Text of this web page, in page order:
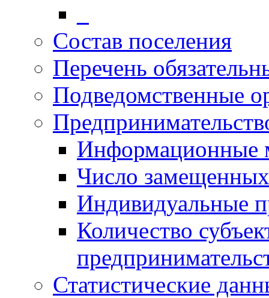
Состав поселения
Перечень
Подведомственные
Информационные
Число
Индивидуальные
Количество
Статистические